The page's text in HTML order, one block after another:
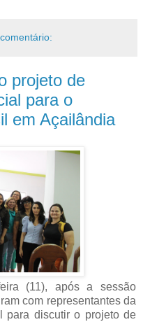
projeto de
para o
em Açailândia
(11), após a sessão
com representantes da
para discutir o projeto de